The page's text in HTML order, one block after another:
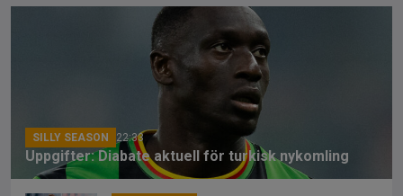
b
o
o
k
a
d
s
n
k
SILLY SEASON 22:33
Uppgifter: Diabate aktuell för turkisk nykomling